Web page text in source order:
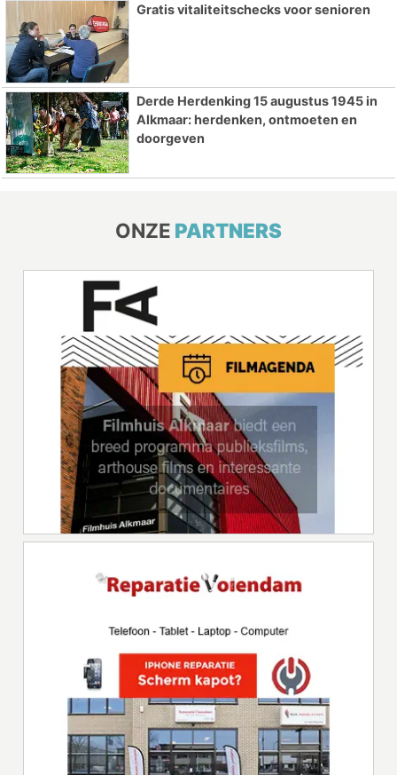
Gratis vitaliteitschecks voor senioren
Derde Herdenking 15 augustus 1945 in
Alkmaar: herdenken, ontmoeten en
doorgeven
ONZE PARTNERS